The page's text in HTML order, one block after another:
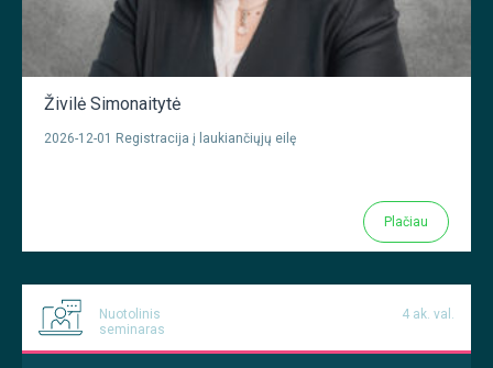
Živilė Simonaitytė
2026-12-01 Registracija į laukiančiųjų eilę
Plačiau
Nuotolinis
seminaras
4 ak. val.